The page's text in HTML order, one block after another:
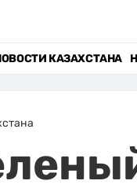
КАЗАХСТАНА